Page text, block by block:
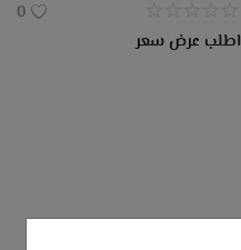
0
اطلب عرض سعر